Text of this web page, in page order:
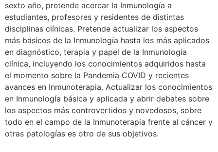
sexto año, pretende acercar la Inmunología a
estudiantes, profesores y residentes de distintas
disciplinas clínicas. Pretende actualizar los aspectos
más básicos de la Inmunología hasta los más aplicados
en diagnóstico, terapia y papel de la Inmunología
clínica, incluyendo los conocimientos adquiridos hasta
el momento sobre la Pandemia COVID y recientes
avances en Inmunoterapia. Actualizar los conocimientos
en Inmunología básica y aplicada y abrir debates sobre
los aspectos más controvertidos y novedosos, sobre
todo en el campo de la Inmunoterapia frente al cáncer y
otras patologías es otro de sus objetivos.